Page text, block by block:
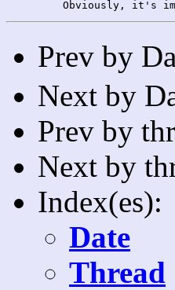
Prev by
Next by
Prev by
Next by
Index(es):
Date
Thread